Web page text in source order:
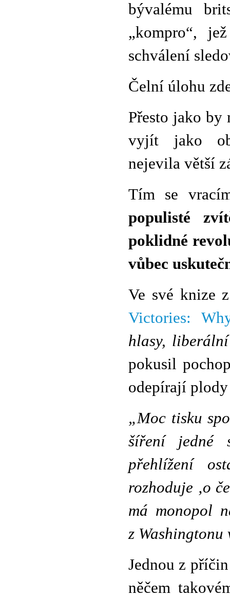
bývalému
„kompro“,
schválení
Čelní úlohu
Přesto jako by
vyjít jako
nejevila větší
Tím se
populisté
poklidné
vůbec
Ve své knize
Victories:
hlasy,
pokusil
odepírají
„Moc tisku
šíření jedné
přehlížení
rozhoduje ‚o
má monopol
z Washingtonu
Jednou z
něčem